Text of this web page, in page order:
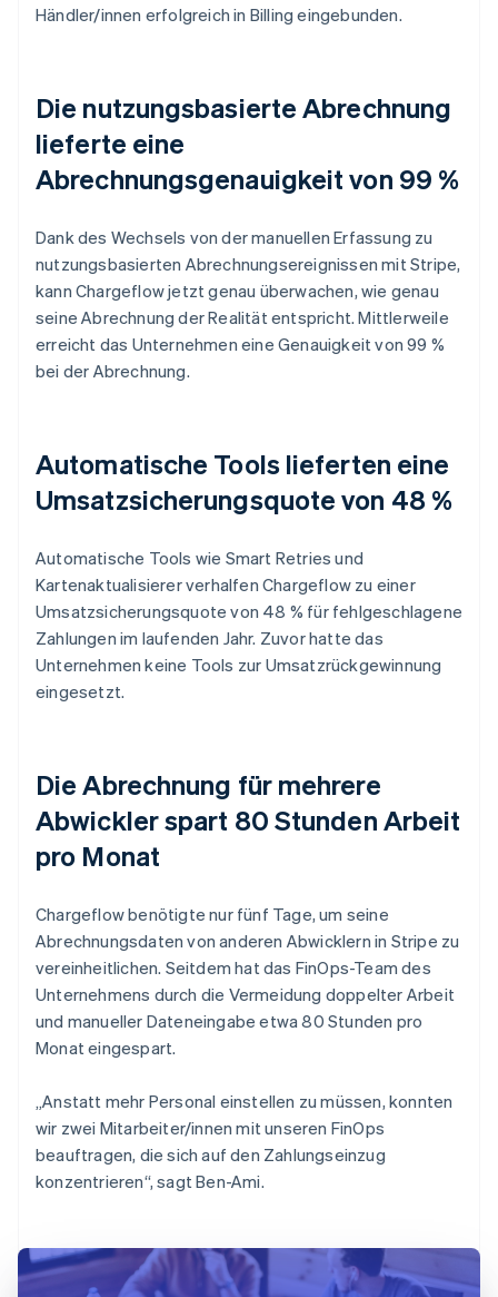
Händler/innen erfolgreich in Billing eingebunden.
Die nutzungsbasierte Abrechnung
lieferte eine
Abrechnungsgenauigkeit von 99 %
Dank des Wechsels von der manuellen Erfassung zu
nutzungsbasierten Abrechnungsereignissen mit Stripe,
kann Chargeflow jetzt genau überwachen, wie genau
seine Abrechnung der Realität entspricht. Mittlerweile
erreicht das Unternehmen eine Genauigkeit von 99 %
bei der Abrechnung.
Automatische Tools lieferten eine
Umsatzsicherungsquote von 48 %
Automatische Tools wie Smart Retries und
Kartenaktualisierer verhalfen Chargeflow zu einer
Umsatzsicherungsquote von 48 % für fehlgeschlagene
Zahlungen im laufenden Jahr. Zuvor hatte das
Unternehmen keine Tools zur Umsatzrückgewinnung
eingesetzt.
Die Abrechnung für mehrere
Abwickler spart 80 Stunden Arbeit
pro Monat
Chargeflow benötigte nur fünf Tage, um seine
Abrechnungsdaten von anderen Abwicklern in Stripe zu
vereinheitlichen. Seitdem hat das FinOps-Team des
Unternehmens durch die Vermeidung doppelter Arbeit
und manueller Dateneingabe etwa 80 Stunden pro
Monat eingespart.
„Anstatt mehr Personal einstellen zu müssen, konnten
wir zwei Mitarbeiter/innen mit unseren FinOps
beauftragen, die sich auf den Zahlungseinzug
konzentrieren“, sagt Ben-Ami.